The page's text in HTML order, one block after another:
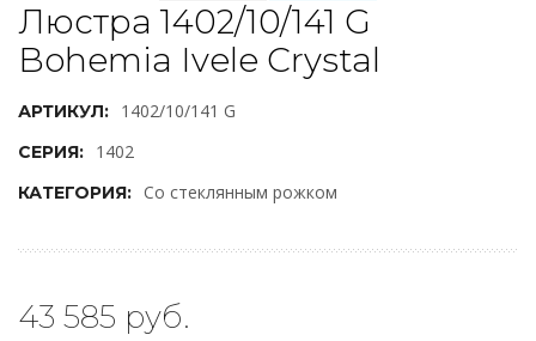
Люстра 1402/10/141 G
Bohemia Ivele Crystal
АРТИКУЛ: 1402/10/141 G
СЕРИЯ: 1402
КАТЕГОРИЯ: Со стеклянным рожком
43 585 руб.